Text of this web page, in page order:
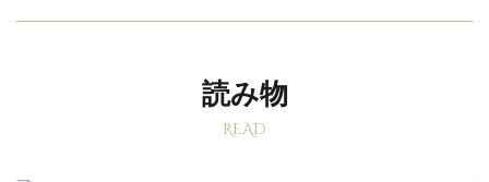
読み物
READ